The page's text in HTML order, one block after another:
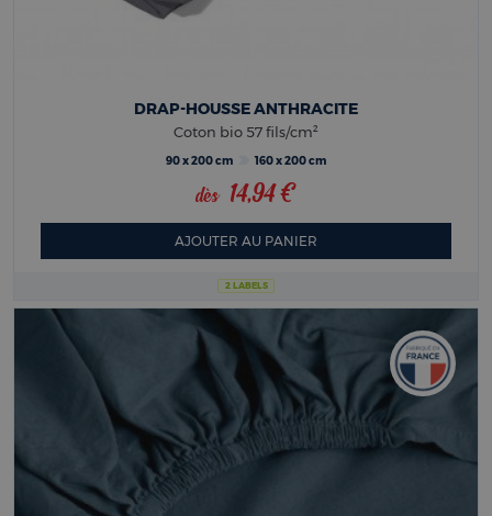
2 LABELS
DRAP-HOUSSE ANTHRACITE
Coton bio 57 fils/cm²
90 x 200 cm 160 x 200 cm
dès 14,94 €
AJOUTER AU PANIER